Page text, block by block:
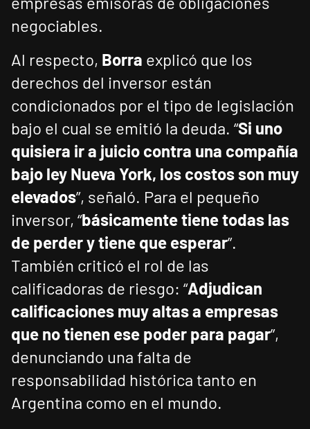
negociables.
Al respecto, Borra explicó que los
derechos del inversor están
condicionados por el tipo de legislación
bajo el cual se emitió la deuda. “Si uno
quisiera ir a juicio contra una compañía
bajo ley Nueva York, los costos son muy
elevados”, señaló. Para el pequeño
inversor, “básicamente tiene todas las
de perder y tiene que esperar”.
También criticó el rol de las
calificadoras de riesgo: “Adjudican
calificaciones muy altas a empresas
que no tienen ese poder para pagar”,
denunciando una falta de
responsabilidad histórica tanto en
Argentina como en el mundo.